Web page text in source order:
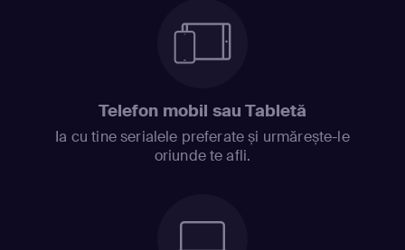
Telefon mobil sau Tabletă
Ia cu tine serialele preferate și urmărește-le
oriunde te afli.